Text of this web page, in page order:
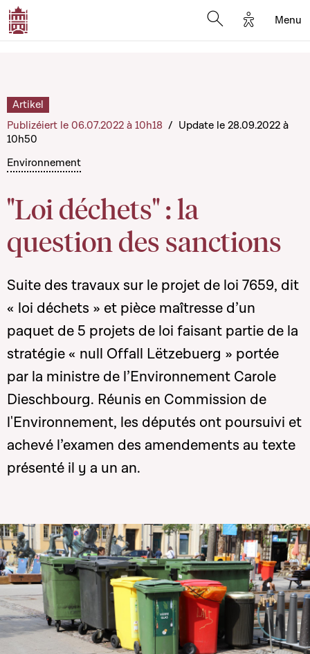
Options
Menu
Environnement
"Loi déchets" : la
question des sanctions
Artikel
Publizéiert le 06.07.2022 à 10h18 / Update le 28.09.2022 à
10h50
Suite des travaux sur le projet de loi 7659, dit
« loi déchets » et pièce maîtresse d’un
paquet de 5 projets de loi faisant partie de la
stratégie « null Offall Lëtzebuerg » portée
par la ministre de l’Environnement Carole
Dieschbourg. Réunis en Commission de
l'Environnement, les députés ont poursuivi et
achevé l’examen des amendements au texte
présenté il y a un an.